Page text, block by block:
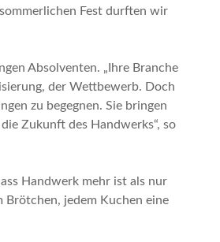
Fest durften wir
Absolventen. „Ihre Branche
der Wettbewerb. Doch
zu begegnen. Sie bringen
Zukunft des Handwerks“, so
Handwerk mehr ist als nur
Brötchen, jedem Kuchen eine